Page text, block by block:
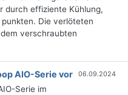
durch effiziente Kühlung,
Die verlöteten
verschraubten
AIO-Serie vor 06.09.2024
Serie im